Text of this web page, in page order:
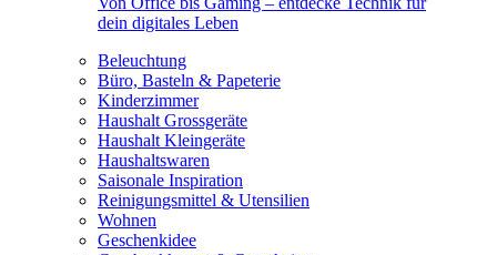
dein digitales Leben
Beleuchtung
Büro, Basteln & Papeterie
Kinderzimmer
Haushalt Grossgeräte
Haushalt Kleingeräte
Haushaltswaren
Saisonale Inspiration
Reinigungsmittel & Utensilien
Wohnen
Geschenkidee